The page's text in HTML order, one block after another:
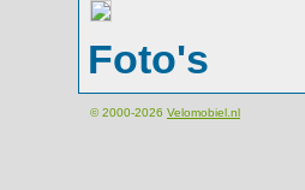
Foto's
© 2000-2026 Velomobiel.nl